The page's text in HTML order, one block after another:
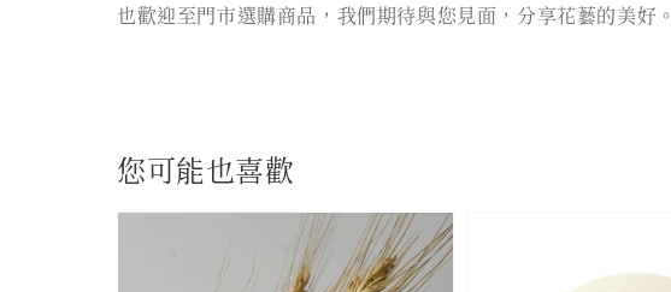
也歡迎至門市選購商品，我們期待與您見面，分享花藝的美好。
您可能也喜歡